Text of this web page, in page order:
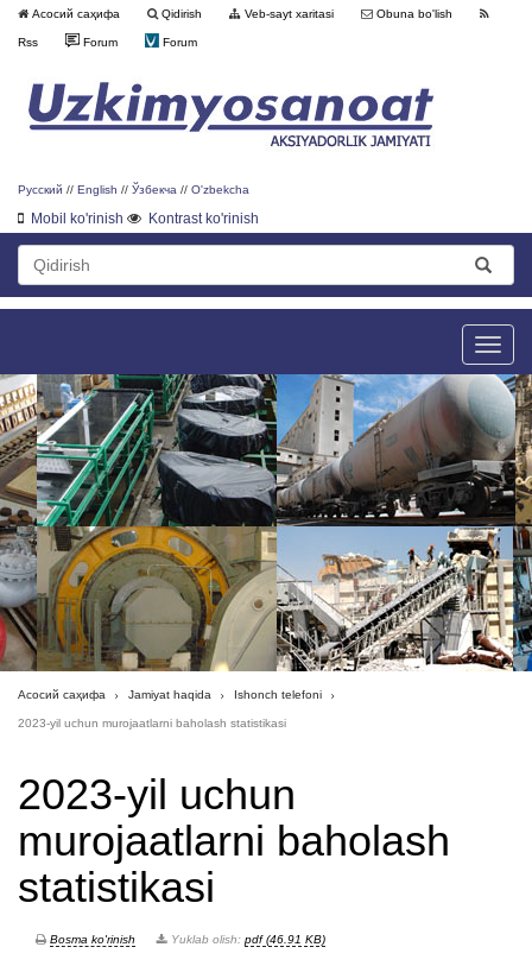
Асосий саҳифа Qidirish Veb-sayt xaritasi Obuna bo'lish
Rss Forum Forum
Русский // English // Ўзбекча // O'zbekcha
Mobil ko'rinish Kontrast ko'rinish
Toggle
Асосий саҳифа Jamiyat haqida Ishonch telefoni
2023-yil uchun murojaatlarni baholash statistikasi
2023-yil uchun
murojaatlarni baholash
statistikasi
Bosma ko'rinish Yuklab olish: pdf (46.91 KB)